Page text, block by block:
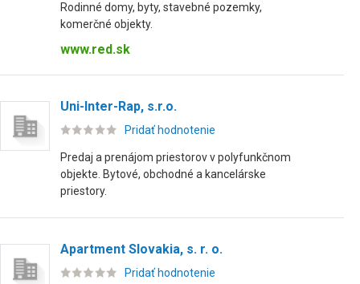
Rodinné domy, byty, stavebné pozemky,
komerčné objekty.
www.red.sk
Uni-Inter-Rap, s.r.o.
Pridať hodnotenie
Predaj a prenájom priestorov v polyfunkčnom
objekte. Bytové, obchodné a kancelárske
priestory.
Apartment Slovakia, s. r. o.
Pridať hodnotenie